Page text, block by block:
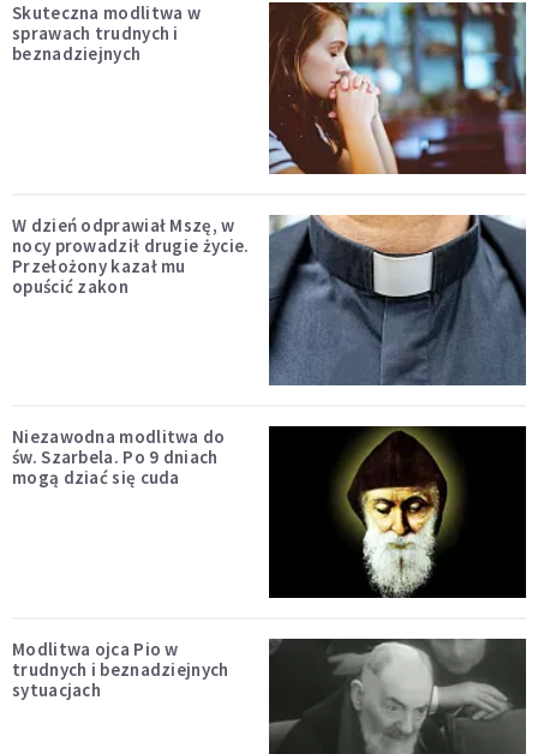
Skuteczna modlitwa w
sprawach trudnych i
beznadziejnych
W dzień odprawiał Mszę, w
nocy prowadził drugie życie.
Przełożony kazał mu
opuścić zakon
Niezawodna modlitwa do
św. Szarbela. Po 9 dniach
mogą dziać się cuda
Modlitwa ojca Pio w
trudnych i beznadziejnych
sytuacjach